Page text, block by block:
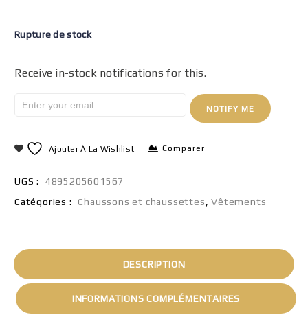
Rupture de stock
Receive in-stock notifications for this.
NOTIFY ME
Ajouter À La Wishlist Comparer
UGS :
4895205601567
Catégories :
Chaussons et chaussettes ,Vêtements
DESCRIPTION
INFORMATIONS COMPLÉMENTAIRES